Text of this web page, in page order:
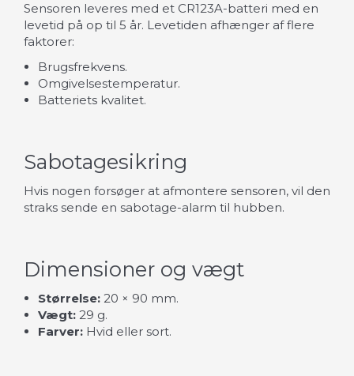
Sensoren leveres med et CR123A-batteri med en
levetid på op til 5 år. Levetiden afhænger af flere
faktorer:
Brugsfrekvens.
Omgivelsestemperatur.
Batteriets kvalitet.
Sabotagesikring
Hvis nogen forsøger at afmontere sensoren, vil den
straks sende en sabotage-alarm til hubben.
Dimensioner og vægt
Størrelse: 20 × 90 mm.
Vægt: 29 g.
Farver: Hvid eller sort.